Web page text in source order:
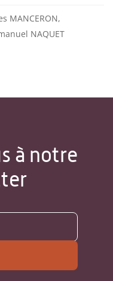
MANCERON,
NAQUET
à notre